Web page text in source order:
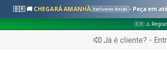
🇧🇷 🚚CHEGARÁ AMANHÃ Exclusivo Goiás - Peça em
✅
Já é cliente? -